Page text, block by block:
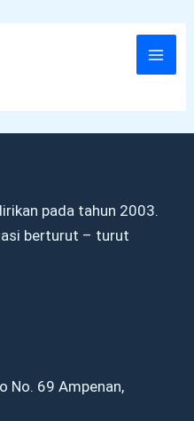
Main
pada tahun 2003.
berturut – turut
No. 69 Ampenan,